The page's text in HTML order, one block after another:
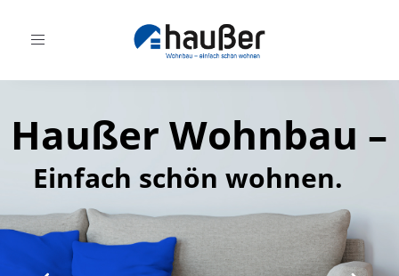
Toggle
Haußer Wohnbau –
Einfach schön wohnen.